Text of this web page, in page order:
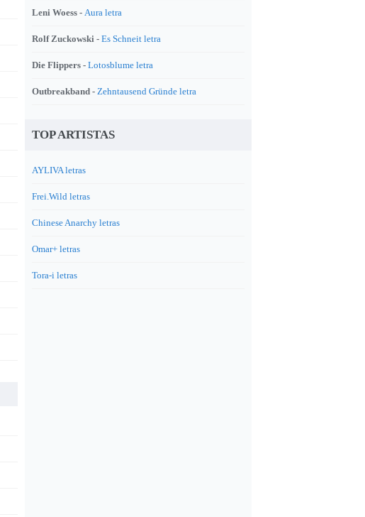
Leni Woess - Aura letra
Rolf Zuckowski - Es Schneit letra
Die Flippers - Lotosblume letra
Outbreakband - Zehntausend Gründe letra
TOP ARTISTAS
AYLIVA letras
Frei.Wild letras
Chinese Anarchy letras
Omar+ letras
Tora-i letras